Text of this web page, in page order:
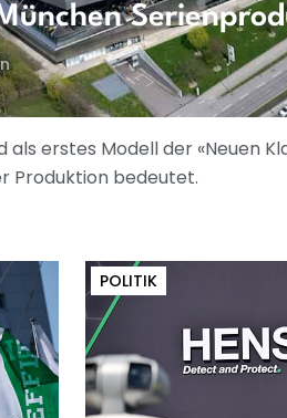
erstes Modell der «Neuen
Produktion bedeutet.
POLITIK